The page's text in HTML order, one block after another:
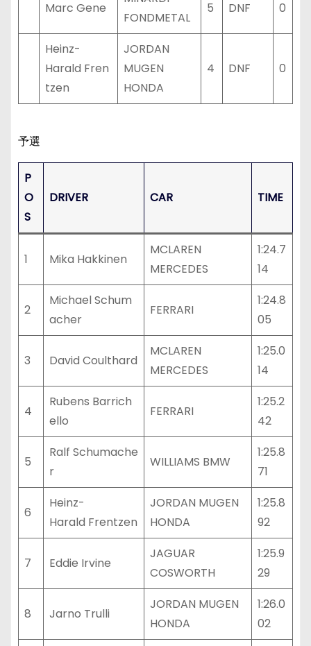
Marc Gene
FONDMETAL
5 DNF 0
Heinz-
Harald Fren
tzen
JORDAN
MUGEN
HONDA
4 DNF 0
予選
P
O
S
DRIVER CAR TIME
1 Mika Hakkinen
MCLAREN
MERCEDES
1:24.7
14
2
Michael Schum
acher
FERRARI
1:24.8
05
3 David Coulthard
MCLAREN
MERCEDES
1:25.0
14
4
Rubens Barrich
ello
FERRARI
1:25.2
42
5
Ralf Schumache
r
WILLIAMS BMW
1:25.8
71
6
Heinz-
Harald Frentzen
JORDAN MUGEN
HONDA
1:25.8
92
7 Eddie Irvine
JAGUAR
COSWORTH
1:25.9
29
8 Jarno Trulli
JORDAN MUGEN
HONDA
1:26.0
02